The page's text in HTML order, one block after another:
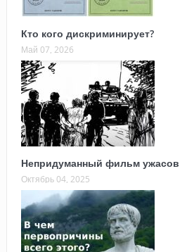
Кто кого дискриминирует?
Май 07, 2026
Непридуманный фильм ужасов
Октябрь 04, 2025